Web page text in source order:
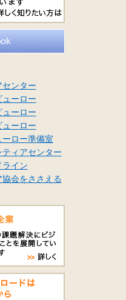
ンター
ーロー
ーロー
ーロー
ロー準備室
ィアセンター
イン
会をささえる